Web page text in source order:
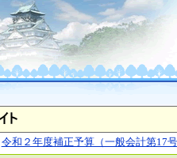
令和２年度補正予算（一般会計第17
お問合せ
本庁 〒540-8570
大阪市
〒559-8555